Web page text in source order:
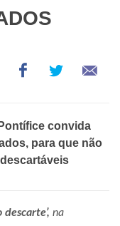
convida
para que não
descarte’, na